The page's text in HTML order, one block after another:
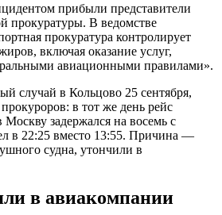
прибыли представители
прокуратуры. В ведомстве
прокуратура контролирует
включая оказание услуг,
авиационными правилами».
случай в Кольцово 25 сентября,
в тот же день рейс
Москву задержался на восемь с
в 22:25 вместо 13:55. Причина —
судна, утончили в
в авиакомпании